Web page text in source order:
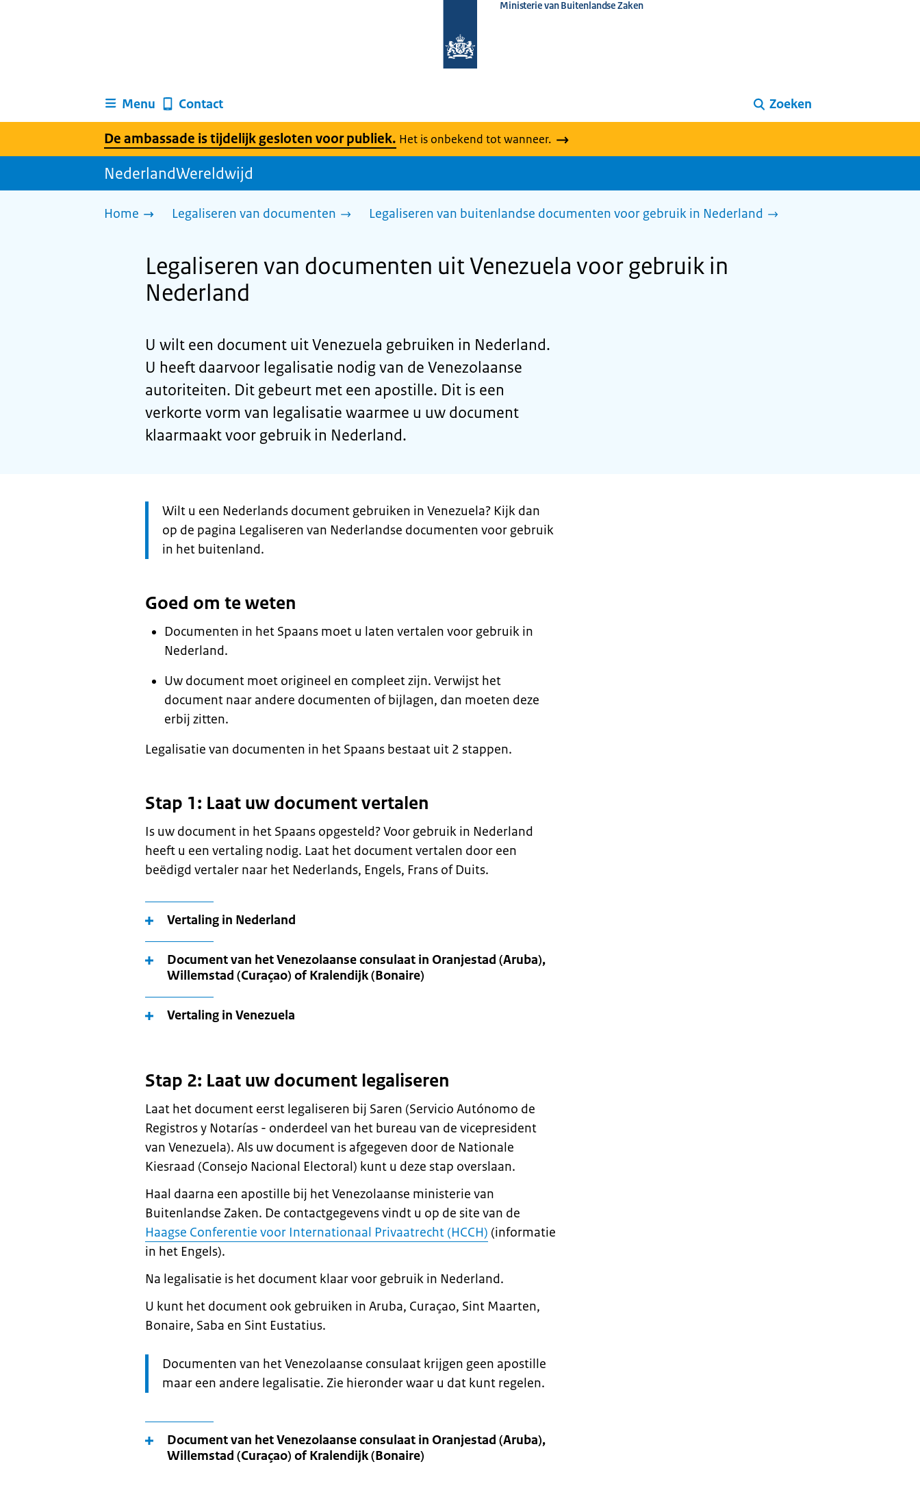
homepage
Ministerie van Buitenlandse Zaken
Menu Contact Zoeken
De ambassade is tijdelijk gesloten voor publiek. Het is onbekend tot wanneer.
NederlandWereldwijd
Home Legaliseren van documenten Legaliseren van buitenlandse documenten voor gebruik in Nederland
Legaliseren van documenten uit Venezuela voor gebruik in
Nederland
U wilt een document uit Venezuela gebruiken in Nederland.
U heeft daarvoor legalisatie nodig van de Venezolaanse
autoriteiten. Dit gebeurt met een apostille. Dit is een
verkorte vorm van legalisatie waarmee u uw document
klaarmaakt voor gebruik in Nederland.
Let
op:
Wilt u een Nederlands document gebruiken in Venezuela? Kijk dan
op de pagina Legaliseren van Nederlandse documenten voor gebruik
in het buitenland.
Goed om te weten
Documenten in het Spaans moet u laten vertalen voor gebruik in
Nederland.
Uw document moet origineel en compleet zijn. Verwijst het
document naar andere documenten of bijlagen, dan moeten deze
erbij zitten.
Legalisatie van documenten in het Spaans bestaat uit 2 stappen.
Stap 1: Laat uw document vertalen
Is uw document in het Spaans opgesteld? Voor gebruik in Nederland
heeft u een vertaling nodig. Laat het document vertalen door een
beëdigd vertaler naar het Nederlands, Engels, Frans of Duits.
Vertaling in Nederland
Document van het Venezolaanse consulaat in Oranjestad (Aruba),
Willemstad (Curaçao) of Kralendijk (Bonaire)
Vertaling in Venezuela
Stap 2: Laat uw document legaliseren
Laat het document eerst legaliseren bij Saren (Servicio Autónomo de
Registros y Notarías - onderdeel van het bureau van de vicepresident
van Venezuela). Als uw document is afgegeven door de Nationale
Kiesraad (Consejo Nacional Electoral) kunt u deze stap overslaan.
Haal daarna een apostille bij het Venezolaanse ministerie van
Buitenlandse Zaken. De contactgegevens vindt u op de site van de
Haagse Conferentie voor Internationaal Privaatrecht (HCCH) (informatie
in het Engels).
Na legalisatie is het document klaar voor gebruik in Nederland.
U kunt het document ook gebruiken in Aruba, Curaçao, Sint Maarten,
Bonaire, Saba en Sint Eustatius.
Let
op:
Documenten van het Venezolaanse consulaat krijgen geen apostille
maar een andere legalisatie. Zie hieronder waar u dat kunt regelen.
Document van het Venezolaanse consulaat in Oranjestad (Aruba),
Willemstad (Curaçao) of Kralendijk (Bonaire)